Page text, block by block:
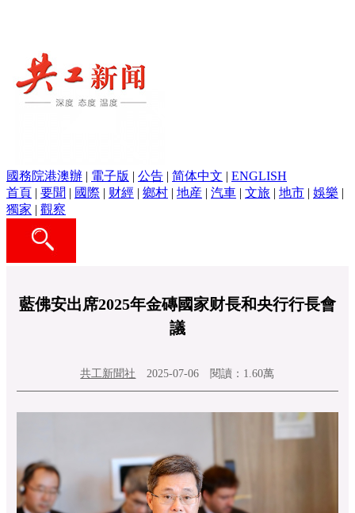
國務院港澳辦 | 電子版 | 公告 | 简体中文 | ENGLISH
首頁 | 要聞 | 國際 | 财經 | 鄉村 | 地産 | 汽車 | 文旅 | 地市 | 娛樂 |
獨家 | 觀察
藍佛安出席2025年金磚國家财長和央行行長會
議
共工新聞社 2025-07-06 閱讀： 1.60萬